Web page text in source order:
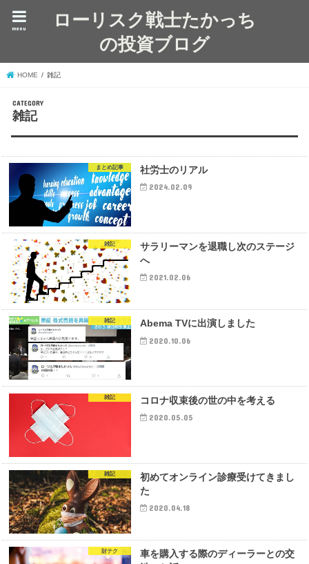
ローリスク戦士たかっち
の投資ブログ
menu
HOME 雑記
雑記
まとめ記事 社労士のリアル
2024.02.09
雑記
サラリーマンを退職し次のステージ
へ
2021.02.06
雑記 Abema TVに出演しました
2020.10.06
雑記 コロナ収束後の世の中を考える
2020.05.05
雑記
初めてオンライン診療受けてきまし
た
2020.04.18
財テク
車を購入する際のディーラーとの交